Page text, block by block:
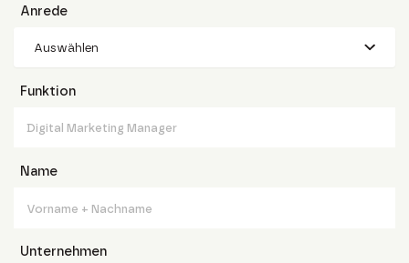
Anrede
Auswählen
Funktion
Name
Unternehmen